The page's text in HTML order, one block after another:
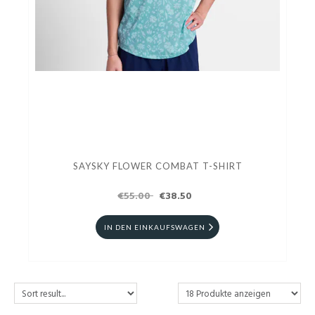
SAYSKY FLOWER COMBAT T-SHIRT
€55.00 €38.50
IN DEN EINKAUFSWAGEN